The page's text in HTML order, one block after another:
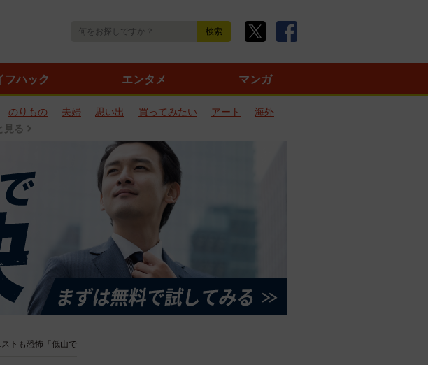
フハック エンタメ マンガ
のりもの 夫婦 思い出 買ってみたい アート
海外
見る
トも恐怖「低山で